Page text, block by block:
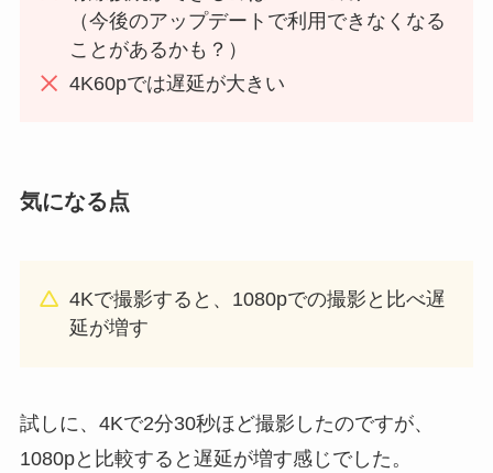
（今後のアップデートで利用できなくなる
ことがあるかも？）
4K60pでは遅延が大きい
気になる点
4Kで撮影すると、1080pでの撮影と比べ遅
延が増す
試しに、4Kで2分30秒ほど撮影したのですが、
1080pと比較すると遅延が増す感じでした。